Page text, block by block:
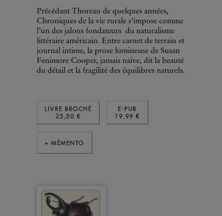
Précédant Thoreau de quelques années,
Chroniques de la vie rurale s’impose comme
l’un des jalons fondateurs du naturalisme
littéraire américain. Entre carnet de terrain et
journal intime, la prose lumineuse de Susan
Fenimore Cooper, jamais naïve, dit la beauté
du détail et la fragilité des équilibres naturels.
LIVRE BROCHÉ
25,50 €
E-PUB
19,99 €
+ MÉMENTO